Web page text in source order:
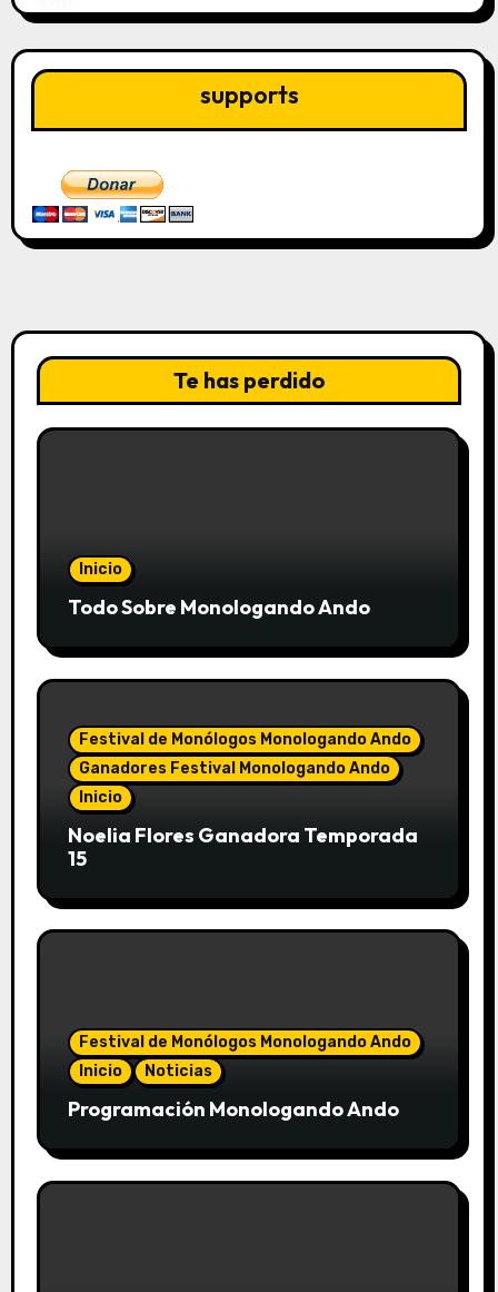
supports
Te has perdido
Inicio
Todo Sobre Monologando Ando
Festival de Monólogos Monologando Ando
Ganadores Festival Monologando Ando
Inicio
Noelia Flores Ganadora Temporada
15
Festival de Monólogos Monologando Ando
Inicio
Noticias
Programación Monologando Ando